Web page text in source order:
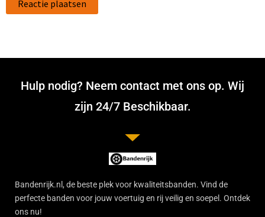
Hulp nodig? Neem contact met ons op. Wij
zijn 24/7 Beschikbaar.
Bandenrijk.nl, de beste plek voor kwaliteitsbanden. Vind de
perfecte banden voor jouw voertuig en rij veilig en soepel. Ontdek
ons nu!